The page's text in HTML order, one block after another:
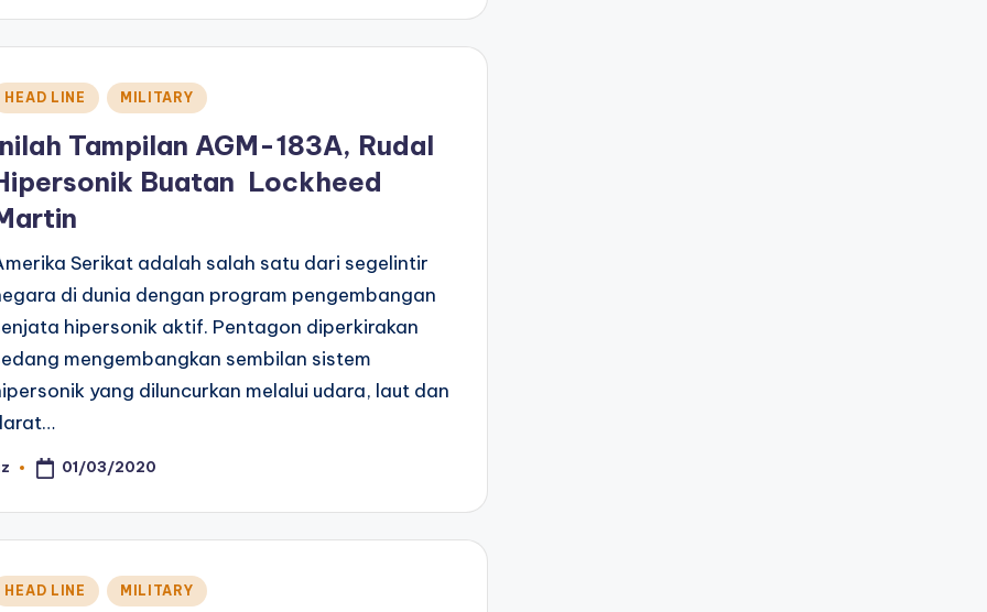
HEAD LINE MILITARY
Tampilan AGM-183A, Rudal
Buatan Lockheed
Serikat adalah salah satu dari segelintir
di dunia dengan program pengembangan
hipersonik aktif. Pentagon diperkirakan
mengembangkan sembilan sistem
yang diluncurkan melalui udara, laut dan
01/03/2020
HEAD LINE MILITARY